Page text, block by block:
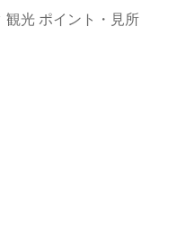
観光 ポイント・見所